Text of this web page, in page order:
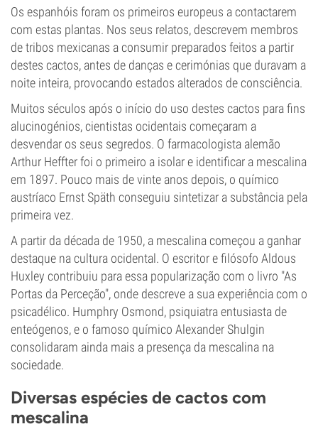
Os espanhóis foram os primeiros europeus a contactarem
com estas plantas. Nos seus relatos, descrevem membros
de tribos mexicanas a consumir preparados feitos a partir
destes cactos, antes de danças e cerimónias que duravam a
noite inteira, provocando estados alterados de consciência.
Muitos séculos após o início do uso destes cactos para fins
alucinogénios, cientistas ocidentais começaram a
desvendar os seus segredos. O farmacologista alemão
Arthur Heffter foi o primeiro a isolar e identificar a mescalina
em 1897. Pouco mais de vinte anos depois, o químico
austríaco Ernst Späth conseguiu sintetizar a substância pela
primeira vez.
A partir da década de 1950, a mescalina começou a ganhar
destaque na cultura ocidental. O escritor e filósofo Aldous
Huxley contribuiu para essa popularização com o livro "As
Portas da Perceção", onde descreve a sua experiência com o
psicadélico. Humphry Osmond, psiquiatra entusiasta de
enteógenos, e o famoso químico Alexander Shulgin
consolidaram ainda mais a presença da mescalina na
sociedade.
Diversas espécies de cactos com
mescalina